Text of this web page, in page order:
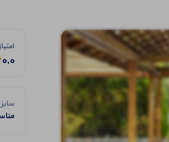
امتیاز 0
0.0
سایز